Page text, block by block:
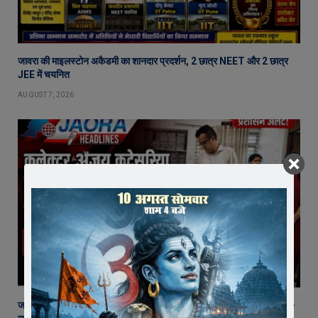
जावरा की माइलस्टोन अकैडमी का शानदार प्रदर्शन, 2 छात्र NEET और 2 छात्र
JEE में चयनित
AUGUST 7, 2026
जावरा SDM कार्यालय पहुंचे रतलाम कलेक्टर अजय कटेसरिया, रिकॉर्ड और कानून-